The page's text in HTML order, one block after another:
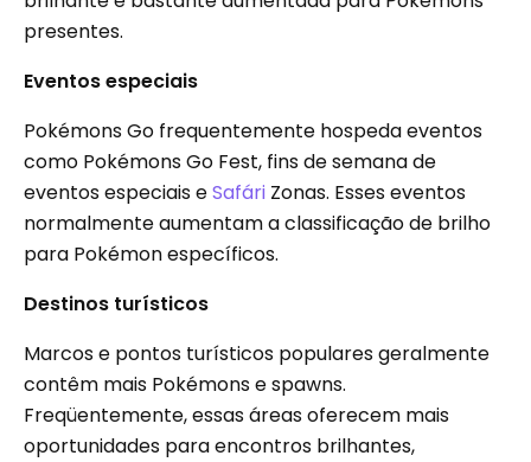
presentes.
Eventos especiais
Pokémons Go frequentemente hospeda eventos
como Pokémons Go Fest, fins de semana de
eventos especiais eSafári Zonas. Esses eventos
normalmente aumentam a classificação de brilho
para Pokémon específicos.
Destinos turísticos
Marcos e pontos turísticos populares geralmente
contêm mais Pokémons e spawns.
Freqüentemente, essas áreas oferecem mais
oportunidades para encontros brilhantes,